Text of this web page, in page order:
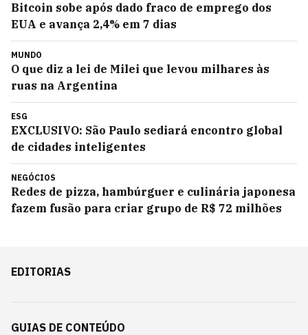
Bitcoin sobe após dado fraco de emprego dos
EUA e avança 2,4% em 7 dias
MUNDO
O que diz a lei de Milei que levou milhares às
ruas na Argentina
ESG
EXCLUSIVO: São Paulo sediará encontro global
de cidades inteligentes
NEGÓCIOS
Redes de pizza, hambúrguer e culinária japonesa
fazem fusão para criar grupo de R$ 72 milhões
EDITORIAS
GUIAS DE CONTEÚDO